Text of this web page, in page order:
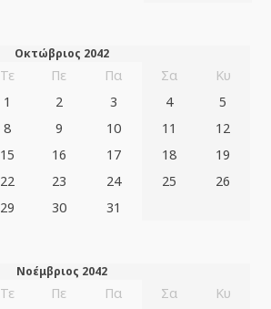
Οκτώβριος 2042
Τε Πε Πα Σα
Κυ
1
2 3 4
5
8 9 10 11
12
15 16 17 18
19
22 23 24 25
26
29 30 31
Νοέμβριος 2042
Τε Πε Πα Σα
Κυ